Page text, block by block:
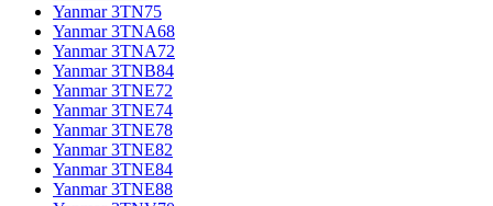
Yanmar 3TN75
Yanmar 3TNA68
Yanmar 3TNA72
Yanmar 3TNB84
Yanmar 3TNE72
Yanmar 3TNE74
Yanmar 3TNE78
Yanmar 3TNE82
Yanmar 3TNE84
Yanmar 3TNE88